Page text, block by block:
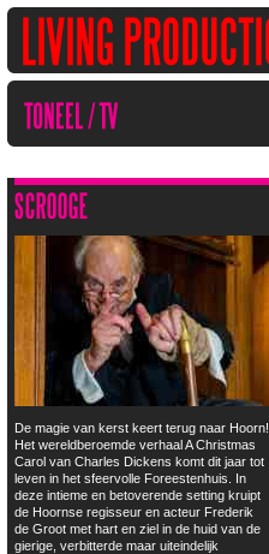
De magie van kerst keert terug naar Hoorn!
Het wereldberoemde verhaal A Christmas
Carol van Charles Dickens komt dit jaar tot
leven in het sfeervolle Foreestenhuis. In
deze intieme en betoverende setting kruipt
de Hoornse regisseur en acteur Frederik
de Groot met hart en ziel in de huid van de
gierige, verbitterde maar uiteindelijk